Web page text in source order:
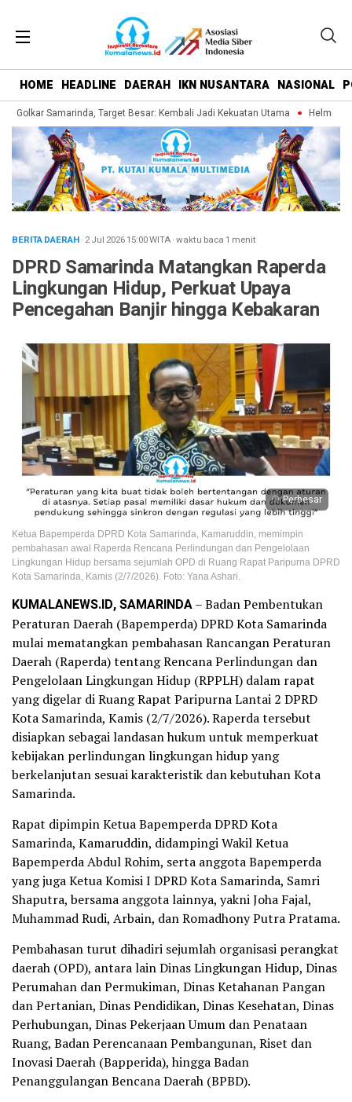
HOME HEADLINE DAERAH IKN NUSANTARA NASIONAL
Golkar Samarinda, Target Besar: Kembali Jadi Kekuatan Utama Helmi
BERITA DAERAH· 2 Jul 202615:00WITA·waktu baca 1 menit
DPRD Samarinda Matangkan Raperda
Lingkungan Hidup, Perkuat Upaya
Pencegahan Banjir hingga Kebakaran
Perbesar
Ketua Bapemperda DPRD Kota Samarinda, Kamaruddin, memimpin
pembahasan awal Raperda Rencana Perlindungan dan Pengelolaan
Lingkungan Hidup bersama sejumlah OPD di Ruang Rapat Paripurna DPRD
Kota Samarinda, Kamis (2/7/2026). Foto: Yana Ashari.
KUMALANEWS.ID, SAMARINDA– Badan Pembentukan
Peraturan Daerah (Bapemperda) DPRD Kota Samarinda
mulai mematangkan pembahasan Rancangan Peraturan
Daerah (Raperda) tentang Rencana Perlindungan dan
Pengelolaan Lingkungan Hidup (RPPLH) dalam rapat
yang digelar di Ruang Rapat Paripurna Lantai 2 DPRD
Kota Samarinda, Kamis (2/7/2026). Raperda tersebut
disiapkan sebagai landasan hukum untuk memperkuat
kebijakan perlindungan lingkungan hidup yang
berkelanjutan sesuai karakteristik dan kebutuhan Kota
Samarinda.
Rapat dipimpin Ketua Bapemperda DPRD Kota
Samarinda, Kamaruddin, didampingi Wakil Ketua
Bapemperda Abdul Rohim, serta anggota Bapemperda
yang juga Ketua Komisi I DPRD Kota Samarinda, Samri
Shaputra, bersama anggota lainnya, yakni Joha Fajal,
Muhammad Rudi, Arbain, dan Romadhony Putra Pratama.
Pembahasan turut dihadiri sejumlah organisasi perangkat
daerah (OPD), antara lain Dinas Lingkungan Hidup, Dinas
Perumahan dan Permukiman, Dinas Ketahanan Pangan
dan Pertanian, Dinas Pendidikan, Dinas Kesehatan, Dinas
Perhubungan, Dinas Pekerjaan Umum dan Penataan
Ruang, Badan Perencanaan Pembangunan, Riset dan
Inovasi Daerah (Bapperida), hingga Badan
Penanggulangan Bencana Daerah (BPBD).